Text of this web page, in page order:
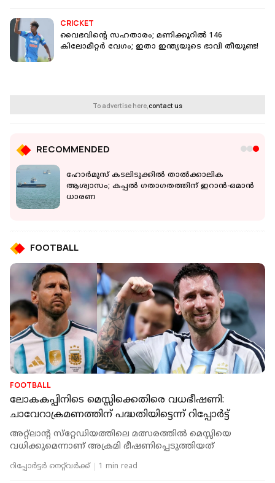
CRICKET
വൈഭവിന്റെ സഹതാരം; മണിക്കൂറിൽ 146
കിലോമീറ്റർ വേഗം; ഇതാ ഇന്ത്യയുടെ ഭാവി തീയുണ്ട!
To advertise here,contact us
RECOMMENDED
ഹോർമുസ് കടലിടുക്കിൽ താൽക്കാലിക
ആശ്വാസം; കപ്പൽ ഗതാഗതത്തിന് ഇറാൻ-ഒമാൻ
ധാരണ
FOOTBALL
FOOTBALL
ലോകകപ്പിനിടെ മെസ്സിക്കെതിരെ വധഭീഷണി:
ചാവേറാക്രമണത്തിന് പദ്ധതിയിട്ടെന്ന് റിപ്പോര്‍ട്ട്
അറ്റ്‌ലാന്റ സ്‌റ്റേഡിയത്തിലെ മത്സരത്തില്‍ മെസ്സിയെ
വധിക്കുമെന്നാണ് അക്രമി ഭീഷണിപ്പെടുത്തിയത്
റിപ്പോർട്ടർ നെറ്റ്‌വര്‍ക്ക്‌ 1 min read